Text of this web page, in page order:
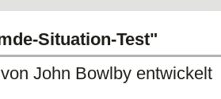
Situation-Test"
John Bowlby entwickelt